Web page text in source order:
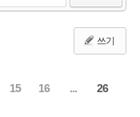
쓰기
15 16 ... 26